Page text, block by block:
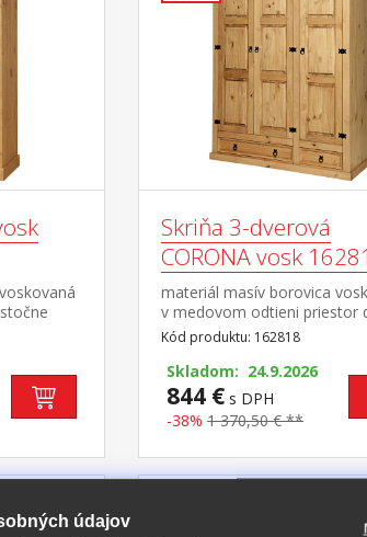
ozdobné
Skriňa 3-dverová
CORONA vosk
materiál masív borovica
v medovom odtieni priestor
v pomere 2:1 širšia časť
tyč a polica, užšia časť 3
spodnej časti 1 veľká a 1
zásuvka, kovové ozdobné
úchytky odporúčaný
CORONA 16952 súčasť
Kód produktu: 162818
Skladom: 24.9.2026
844 € s DPH
-38% 1 370,50 € **
údajov